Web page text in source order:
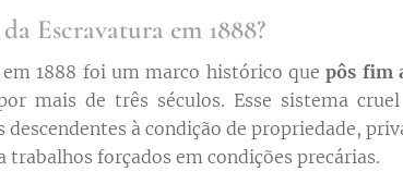
Escravatura em 1888?
em 1888 foi um marco histórico quepôs fim
mais de três séculos. Esse sistema
descendentes à condição de propriedade,
trabalhos forçados em condições precárias.